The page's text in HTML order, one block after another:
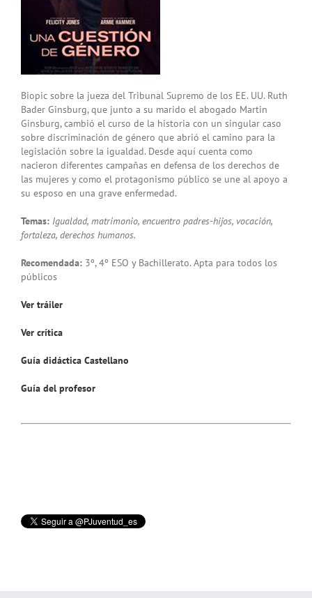
Biopic sobre la jueza del Tribunal Supremo de los EE. UU. Ruth
Bader Ginsburg, que junto a su marido el abogado Martin
Ginsburg, cambió el curso de la historia con un singular caso
sobre discriminación de género que abrió el camino para la
legislación sobre la igualdad. Desde aquí cuenta como
nacieron diferentes campañas en defensa de los derechos de
las mujeres y como el protagonismo público se une al apoyo a
su esposo en una grave enfermedad.
Temas: Igualdad, matrimonio, encuentro padres-hijos, vocación,
fortaleza, derechos humanos.
Recomendada: 3º, 4º ESO y Bachillerato. Apta para todos los
públicos
Ver tráiler
Ver crítica
Guía didáctica Castellano
Guía del profesor